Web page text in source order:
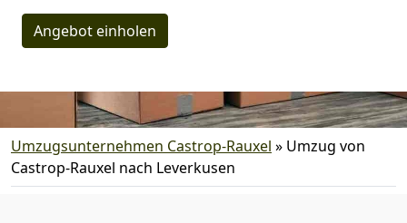
Angebot einholen
Umzugsunternehmen Castrop-Rauxel » Umzug von
Castrop-Rauxel nach Leverkusen